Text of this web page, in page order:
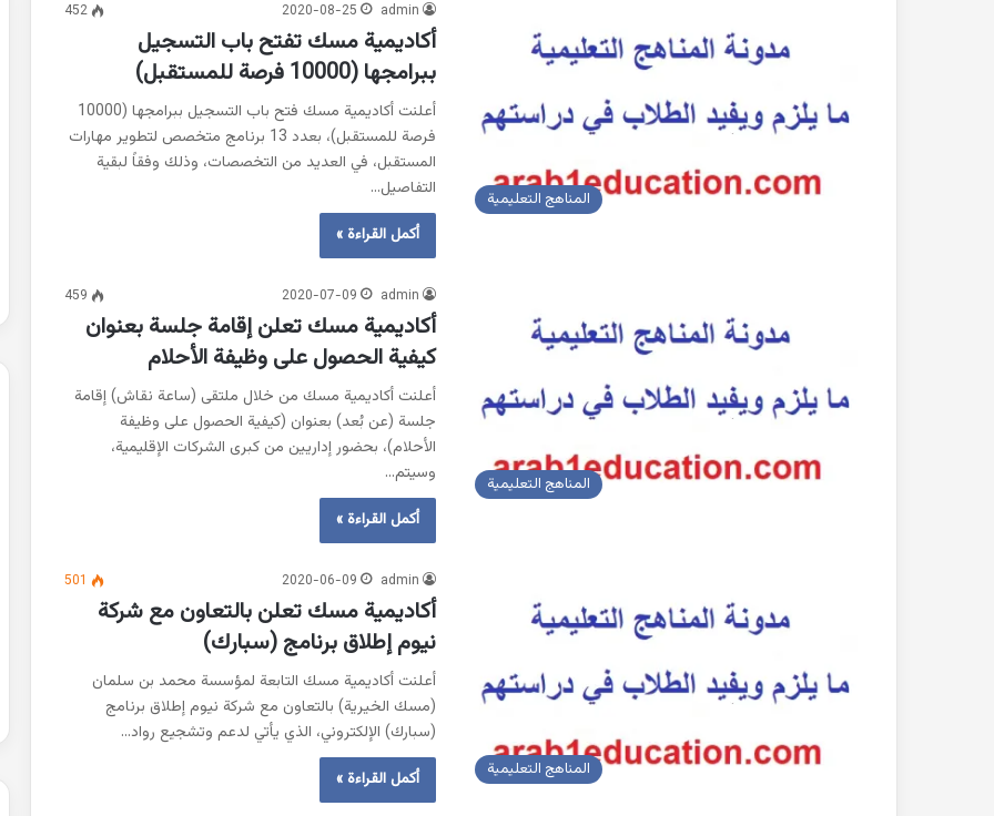
المناهج التعليمية
admin
2020-08-25
452
أكاديمية مسك تفتح باب التسجيل
ببرامجها (10000 فرصة للمستقبل)
أعلنت أكاديمية مسك فتح باب التسجيل ببرامجها (10000
فرصة للمستقبل)، بعدد 13 برنامج متخصص لتطوير مهارات
المستقبل، في العديد من التخصصات، وذلك وفقاً لبقية
التفاصيل…
أكمل القراءة »
المناهج التعليمية
admin
2020-07-09
459
أكاديمية مسك تعلن إقامة جلسة بعنوان
كيفية الحصول على وظيفة الأحلام
أعلنت أكاديمية مسك من خلال ملتقى (ساعة نقاش) إقامة
جلسة (عن بُعد) بعنوان (كيفية الحصول على وظيفة
الأحلام)، بحضور إداريين من كبرى الشركات الإقليمية،
وسيتم…
أكمل القراءة »
المناهج التعليمية
admin
2020-06-09
501
أكاديمية مسك تعلن بالتعاون مع شركة
نيوم إطلاق برنامج (سبارك)
أعلنت أكاديمية مسك التابعة لمؤسسة محمد بن سلمان
(مسك الخيرية) بالتعاون مع شركة نيوم إطلاق برنامج
(سبارك) الإلكتروني، الذي يأتي لدعم وتشجيع رواد…
أكمل القراءة »